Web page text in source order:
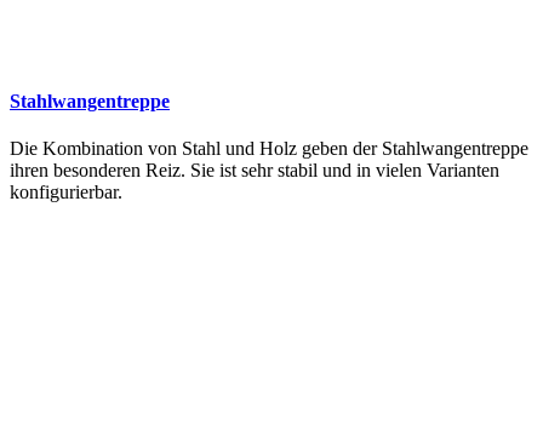
Stahlwangentreppe
Die Kombination von Stahl und Holz geben der Stahlwangentreppe
ihren besonderen Reiz. Sie ist sehr stabil und in vielen Varianten
konfigurierbar.